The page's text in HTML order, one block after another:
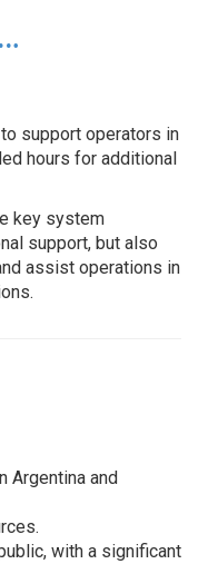
support operators in
hours for additional
key system
support, but also
assist operations in
Argentina and
with a significant